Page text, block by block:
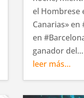
el Hombrese
Canarias»
en
ganador del…
leer más…